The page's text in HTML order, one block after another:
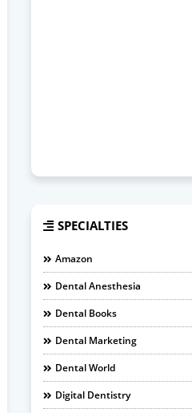
SPECIALTIES
Amazon
Dental Anesthesia
Dental Books
Dental Marketing
Dental World
Digital Dentistry